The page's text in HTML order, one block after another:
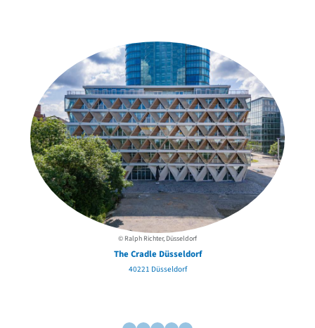
© Ralph Richter, Düsseldorf
The Cradle Düsseldorf
40221 Düsseldorf